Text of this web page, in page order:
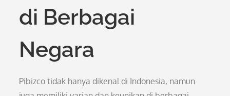
di Berbagai
Negara
Pibizco tidak hanya dikenal di Indonesia, namun